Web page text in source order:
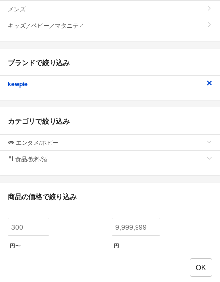
メンズ
キッズ／ベビー／マタニティ
ブランドで絞り込み
kewpie
カテゴリで絞り込み
エンタメ/ホビー
食品/飲料/酒
商品の価格で絞り込み
円〜 円